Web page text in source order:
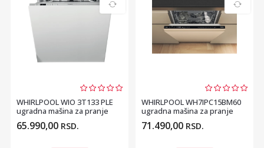
WHIRLPOOL WIO 3T133 PLE
ugradna mašina za pranje
sudova
65.990,00 RSD.
WHIRLPOOL WH7IPC15BM60
ugradna mašina za pranje
sudova – 60cm
71.490,00 RSD.